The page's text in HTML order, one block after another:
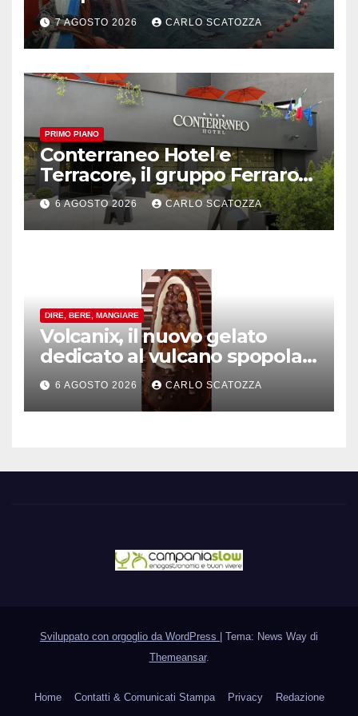
in sofferenza
7 AGOSTO 2026 CARLO SCATOZZA
PRIMO PIANO
Conterraneo Hotel e
Terracore, il gruppo Ferraro
amplia l’ ospitalità e il gusto
alle porte di Caserta
6 AGOSTO 2026 CARLO SCATOZZA
DIRE, BERE, MANGIARE
Volcanix, il nuovo gelato
dedicato al vulcano spopola,
è nato a Caivano
6 AGOSTO 2026 CARLO SCATOZZA
Sviluppato con orgoglio da WordPress
Tema: News Way di
Themeansar.
Home Contatti & Comunicati Stampa Privacy Redazione